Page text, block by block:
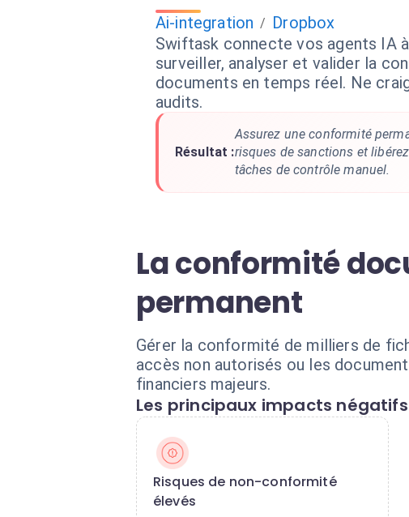
Ai-integration / Dropbox
Swiftask connecte vos agents IA
surveiller, analyser et valider la
documents en temps réel. Ne
audits.
Résultat :
Assurez une conformité
risques de sanctions et
tâches de contrôle manuel.
La conformité
permanent
Gérer la conformité de milliers de
accès non autorisés ou les
financiers majeurs.
Les principaux impacts négatifs
Risques de non-conformité
élevés